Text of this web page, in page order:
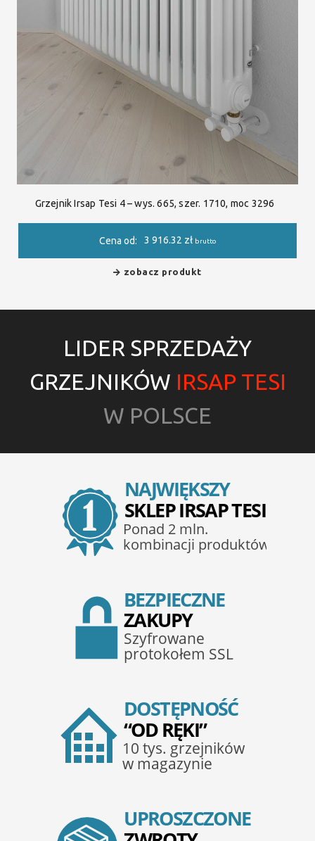
Grzejnik Irsap Tesi 4 – wys. 665, szer. 1710, moc 3296
Cena od: 3 916.32 zł brutto
zobacz produkt
LIDER SPRZEDAŻY
GRZEJNIKÓW IRSAP TESI
W POLSCE